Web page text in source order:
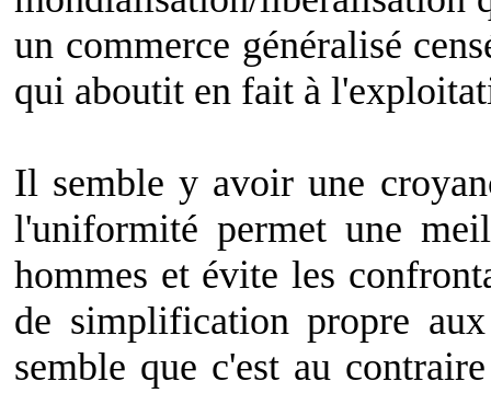
un commerce généralisé
qui aboutit en fait à
Il semble y avoir une
l'uniformité permet une
hommes et évite les
de simplification propre
semble que c'est au